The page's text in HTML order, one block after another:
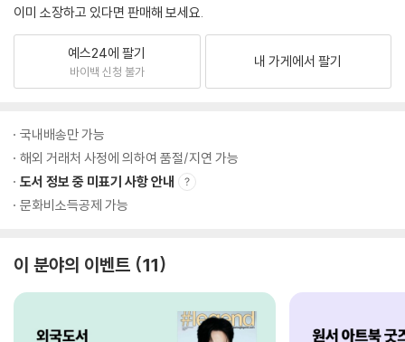
이미 소장하고 있다면 판매해 보세요.
예스24에 팔기
바이백 신청 불가
내 가게에서 팔기
국내배송만 가능
해외 거래처 사정에 의하여 품절/지연 가능
도서 정보 중 미표기 사항 안내
문화비소득공제 가능
이 분야의 이벤트 11